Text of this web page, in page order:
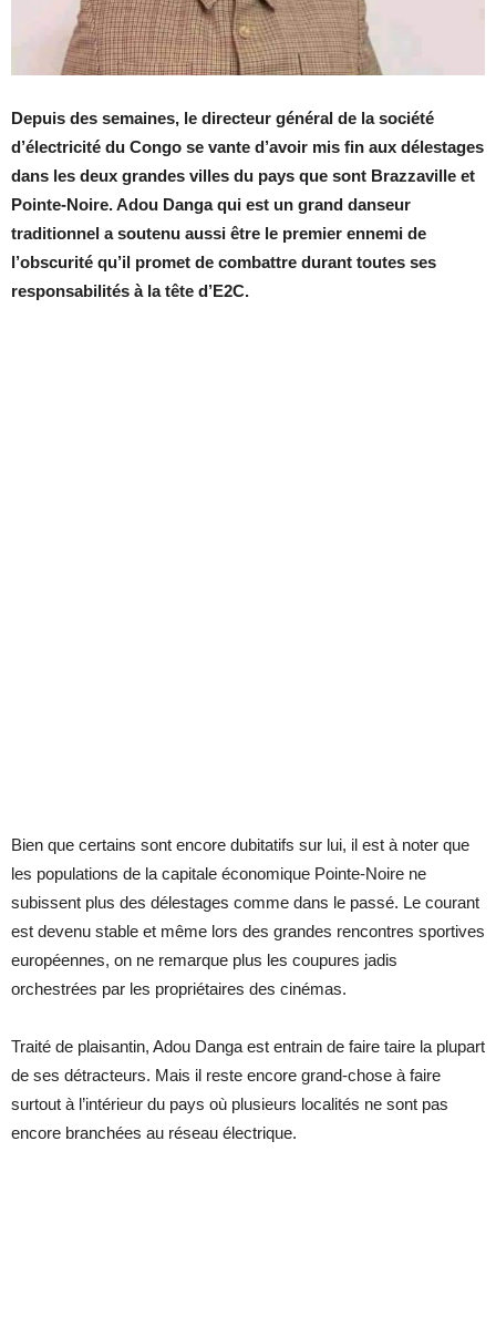
Depuis des semaines, le directeur général de la société
d’électricité du Congo se vante d’avoir mis fin aux délestages
dans les deux grandes villes du pays que sont Brazzaville et
Pointe-Noire. Adou Danga qui est un grand danseur
traditionnel a soutenu aussi être le premier ennemi de
l’obscurité qu’il promet de combattre durant toutes ses
responsabilités à la tête d’E2C.
Bien que certains sont encore dubitatifs sur lui, il est à noter que
les populations de la capitale économique Pointe-Noire ne
subissent plus des délestages comme dans le passé. Le courant
est devenu stable et même lors des grandes rencontres sportives
européennes, on ne remarque plus les coupures jadis
orchestrées par les propriétaires des cinémas.
Traité de plaisantin, Adou Danga est entrain de faire taire la plupart
de ses détracteurs. Mais il reste encore grand-chose à faire
surtout à l’intérieur du pays où plusieurs localités ne sont pas
encore branchées au réseau électrique.